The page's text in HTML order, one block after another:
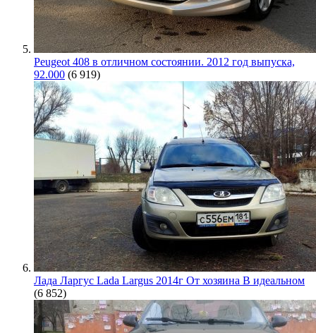
Peugeot 408 в отличном состоянии. 2012 год выпуска,
92.000 (6 919)
Лада Ларгус Lada Largus 2014г От хозяина В идеальном
(6 852)